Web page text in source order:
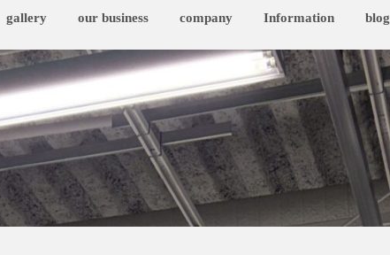
gallery our business company Information blog